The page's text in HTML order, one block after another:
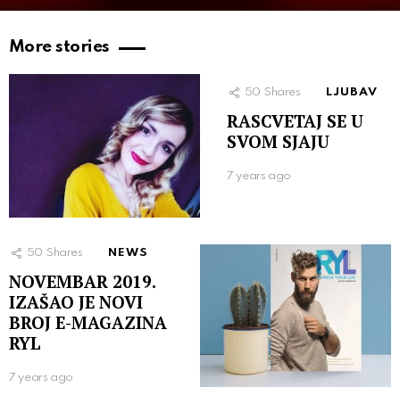
More stories
50 Shares LJUBAV
RASCVETAJ SE U
SVOM SJAJU
7 years ago
50 Shares NEWS
NOVEMBAR 2019.
IZAŠAO JE NOVI
BROJ E-MAGAZINA
RYL
7 years ago